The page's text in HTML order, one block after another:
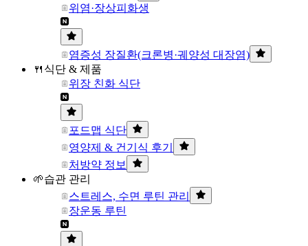
위염·장상피화생
염증성 장질환(크론병·궤양성 대장염)
🍴식단 & 제품
위장 친화 식단
포드맵 식단
영양제 & 건기식 후기
처방약 정보
🌱습관 관리
스트레스, 수면 루틴 관리
장운동 루틴